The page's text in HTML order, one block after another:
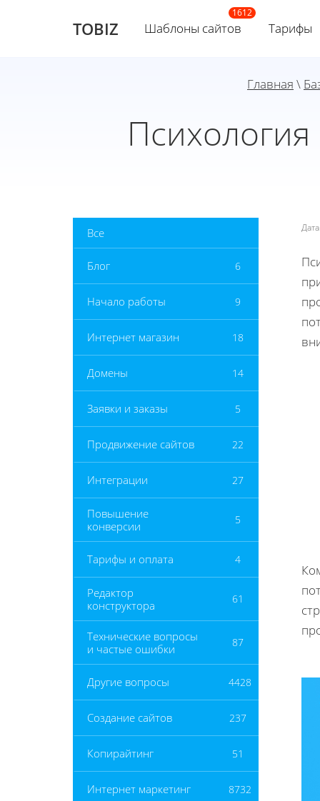
TOBIZ Шаблоны сайтов Тарифы
Главная \
Все
Блог 6
Начало работы 9
Интернет магазин 18
Домены 14
Заявки и заказы 5
Продвижение сайтов 22
Интеграции 27
Повышение
конверсии
5
Тарифы и оплата 4
Редактор
конструктора
61
Технические вопросы
и частые ошибки
87
Другие вопросы 4428
Создание сайтов 237
Копирайтинг 51
Интернет маркетинг 8732